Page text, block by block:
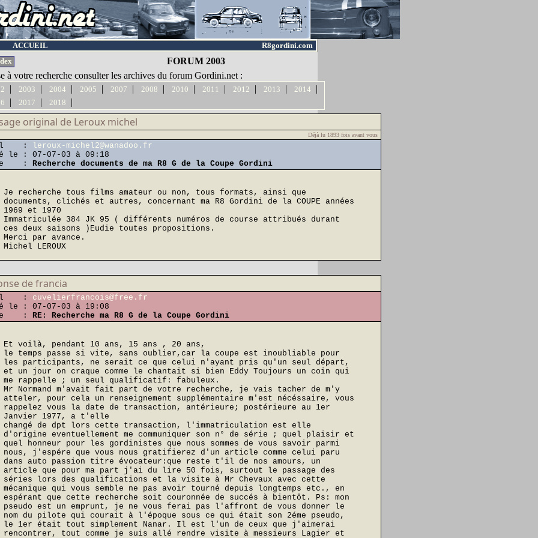
ACCUEIL
R8gordini.com
FORUM 2003
à votre recherche consulter les archives du forum Gordini.net :
| 2003 | 2004 | 2005 | 2007 | 2008 | 2010 | 2011 | 2012 | 2013 | 2014 |
| 2017 | 2018 |
original de Leroux michel
Déjà lu 1893 fois avant vous
:
leroux-michel2@wanadoo.fr
le : 07-07-03 à 09:18
: Recherche documents de ma R8 G de la Coupe Gordini
Je recherche tous films amateur ou non, tous formats, ainsi que
documents, clichés et autres, concernant ma R8 Gordini de la COUPE années
1969 et 1970
Immatriculée 384 JK 95 ( différents numéros de course attribués durant
ces deux saisons )Eudie toutes propositions.
Merci par avance.
Michel LEROUX
de francia
: cuvelierfrancois@free.fr
le : 07-07-03 à 19:08
: RE: Recherche ma R8 G de la Coupe Gordini
Et voilà, pendant 10 ans, 15 ans , 20 ans,
le temps passe si vite, sans oublier,car la coupe est inoubliable pour
les participants, ne serait ce que celui n'ayant pris qu'un seul départ,
et un jour on craque comme le chantait si bien Eddy Toujours un coin qui
me rappelle ; un seul qualificatif: fabuleux.
Mr Normand m'avait fait part de votre recherche, je vais tacher de m'y
atteler, pour cela un renseignement supplémentaire m'est nécéssaire, vous
rappelez vous la date de transaction, antérieure; postérieure au 1er
Janvier 1977, a t'elle
changé de dpt lors cette transaction, l'immatriculation est elle
d'origine eventuellement me communiquer son n° de série ; quel plaisir et
quel honneur pour les gordinistes que nous sommes de vous savoir parmi
nous, j'espére que vous nous gratifierez d'un article comme celui paru
dans auto passion titre évocateur:que reste t'il de nos amours, un
article que pour ma part j'ai du lire 50 fois, surtout le passage des
séries lors des qualifications et la visite à Mr Chevaux avec cette
mécanique qui vous semble ne pas avoir tourné depuis longtemps etc., en
espérant que cette recherche soit couronnée de succés à bientôt. Ps: mon
pseudo est un emprunt, je ne vous ferai pas l'affront de vous donner le
nom du pilote qui courait à l'époque sous ce qui était son 2éme pseudo,
le 1er était tout simplement Nanar. Il est l'un de ceux que j'aimerai
rencontrer, tout comme je suis allé rendre visite à messieurs Lagier et